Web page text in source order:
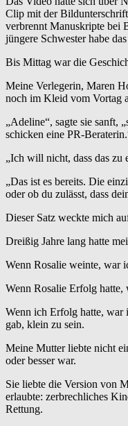
Clip mit der
verbrennt Manuskripte bei
jüngere Schwester habe
Bis Mittag war die
Meine Verlegerin, Maren
noch im Kleid vom Vortag
„Adeline“, sagte sie sanft,
schicken eine PR-
„Ich will nicht, dass das zu
„Das ist es bereits. Die
oder ob du zulässt, dass
Dieser Satz weckte mich
Dreißig Jahre lang hatte
Wenn Rosalie weinte, war
Wenn Rosalie Erfolg hatte,
Wenn ich Erfolg hatte, war
gab, klein zu sein.
Meine Mutter liebte nicht
oder besser war.
Sie liebte die Version von
erlaubte: zerbrechliches
Rettung.